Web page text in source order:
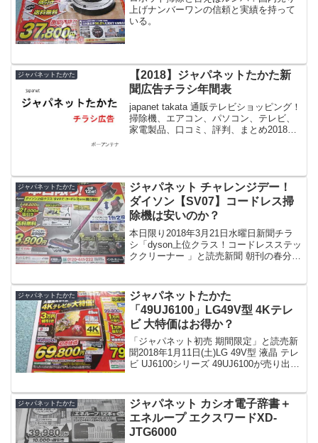
上げナンバーワンの信頼と実績を持って
いる。
ジャパネットたかた
【2018】ジャパネットたかた新
聞広告チラシ年間表
japanet takata 通販テレビショッピング！
掃除機、エアコン、パソコン、テレビ、
家電製品、口コミ、評判、まとめ2018年7
ジャパネットたかた
ジャパネット チャレンジデー！
ダイソン【SV07】コードレス掃
除機は安いのか？
本日限り2018年3月21日水曜日新聞チラ
シ「dyson上位クラス！コードレスステッ
ククリーナー 」と読売新聞 朝刊の春分の
尚、ジャパネットチャレンジデーとは数
ある魅力的...
ジャパネットたかた
ジャパネットたかた
「49UJ6100」LG49V型 4Kテレ
ビ 大特価はお得か？
「ジャパネット初売 期間限定」と読売新
聞2018年1月11日(土)LG 49V型 液晶 テレ
ビ UJ6100シリーズ 49UJ6100が売り出さ
なります。初売り特価...
ジャパネットたかた
ジャパネット カシオ電子辞書＋
エネループ エクスワードXD-
JTG6000